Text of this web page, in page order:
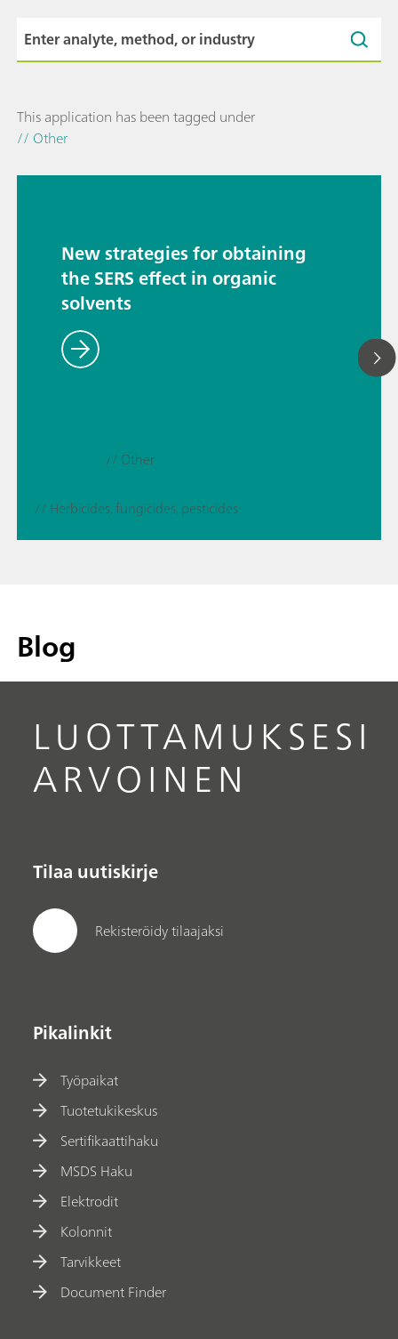
This application has been tagged under
// Other
New strategies for obtaining
the SERS effect in organic
solvents
// Other
// Herbicides, fungicides, pesticides
Blog
LUOTTAMUKSESI
ARVOINEN
Tilaa uutiskirje
Rekisteröidy tilaajaksi
Pikalinkit
Työpaikat
Tuotetukikeskus
Sertifikaattihaku
MSDS Haku
Elektrodit
Kolonnit
Tarvikkeet
Document Finder